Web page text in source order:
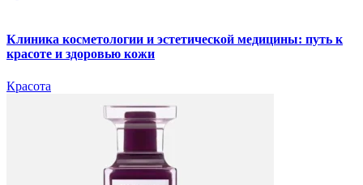
Клиника косметологии и эстетической медицины: путь к
красоте и здоровью кожи
Красота